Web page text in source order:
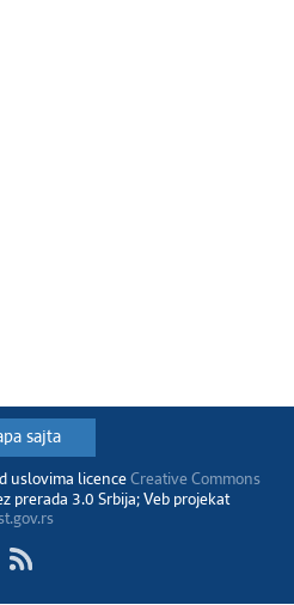
sajta
uslovima licence Creative Commons
prerada 3.0 Srbija; Veb projekat